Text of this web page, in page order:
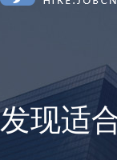
发现适